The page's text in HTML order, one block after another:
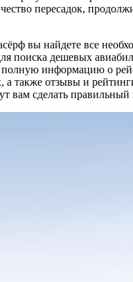
пересадок,
вы найдете все
поиска дешевых
полную информацию о
а также отзывы и
вам сделать